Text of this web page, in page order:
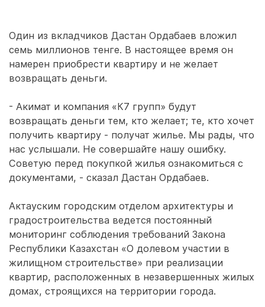
Один из вкладчиков Дастан Ордабаев вложил
семь миллионов тенге. В настоящее время он
намерен приобрести квартиру и не желает
возвращать деньги.
- Акимат и компания «К7 групп» будут
возвращать деньги тем, кто желает; те, кто хочет
получить квартиру - получат жилье. Мы рады, что
нас услышали. Не совершайте нашу ошибку.
Советую перед покупкой жилья ознакомиться с
документами, - сказал Дастан Ордабаев.
Актауским городским отделом архитектуры и
градостроительства ведется постоянный
мониторинг соблюдения требований Закона
Республики Казахстан «О долевом участии в
жилищном строительстве» при реализации
квартир, расположенных в незавершенных жилых
домах, строящихся на территории города.